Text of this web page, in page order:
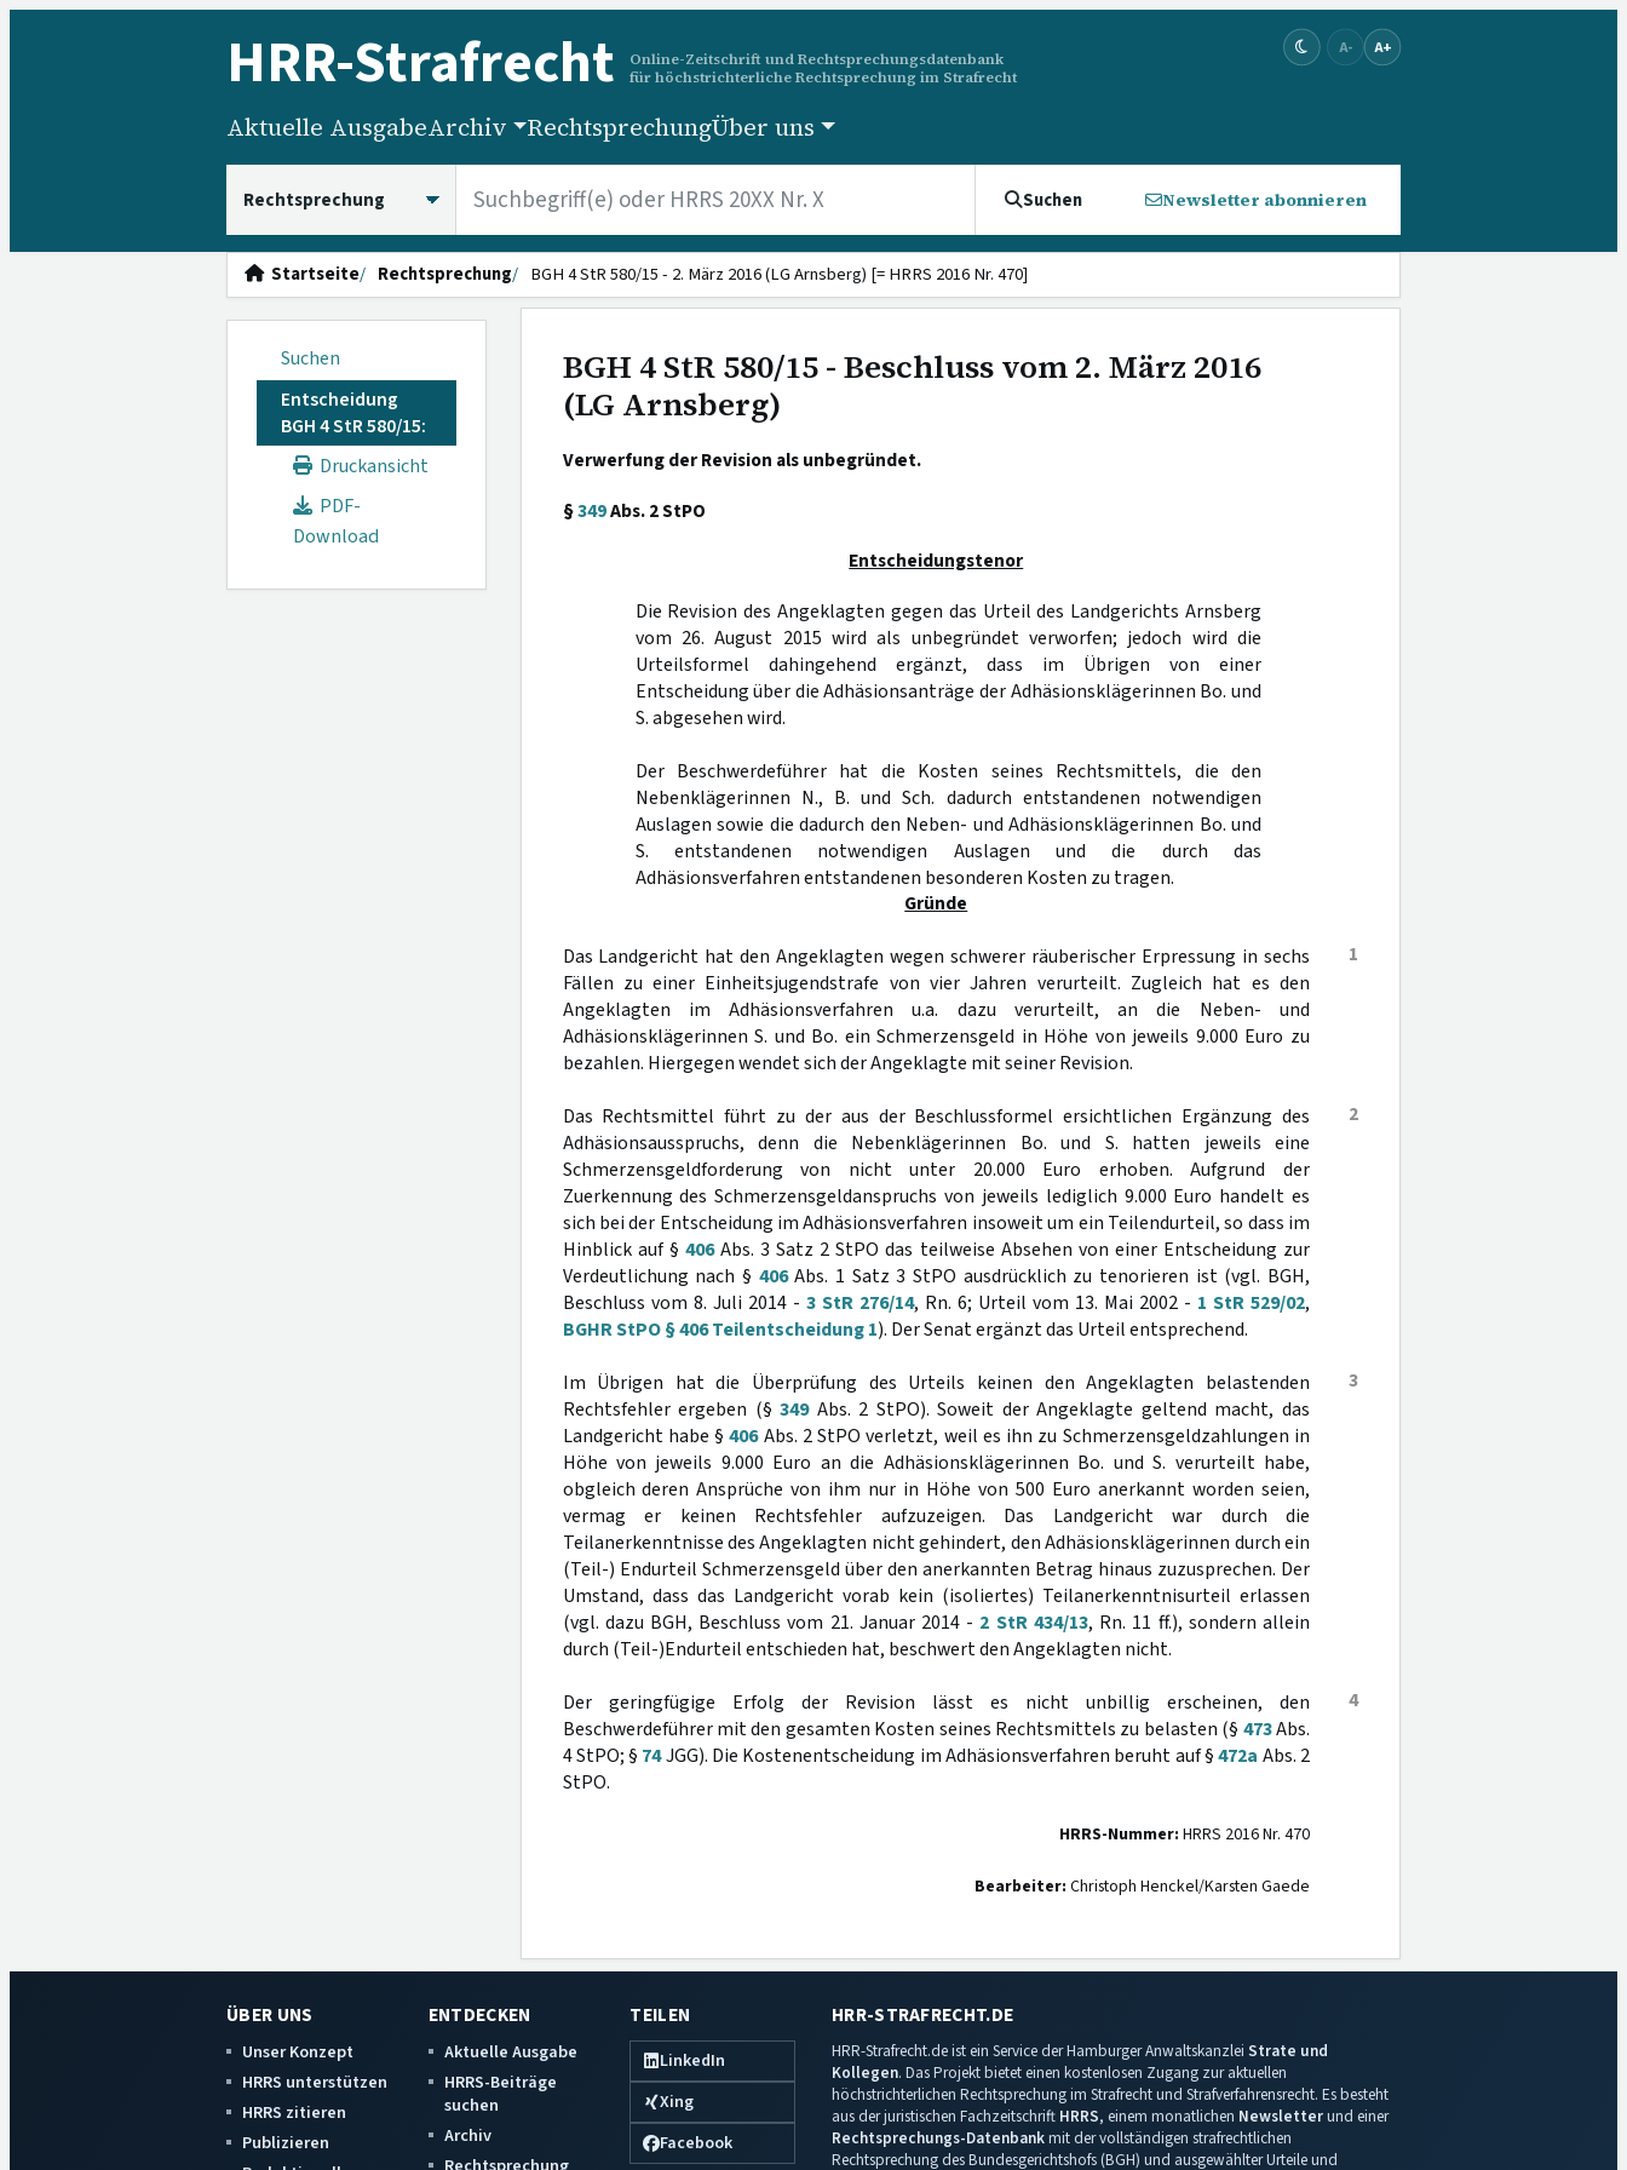
HRR-Strafrecht
Online-Zeitschrift und Rechtsprechungsdatenbank
für höchstrichterliche Rechtsprechung im Strafrecht
A- A+
Aktuelle AusgabeArchiv RechtsprechungÜber uns
Suchen Newsletter abonnieren
Startseite Rechtsprechung BGH 4 StR 580/15 - 2. März 2016 (LG Arnsberg) [= HRRS 2016 Nr. 470]
Suchen
Entscheidung
BGH 4 StR 580/15:
Druckansicht
PDF-
Download
BGH 4 StR 580/15 - Beschluss vom 2. März 2016
(LG Arnsberg)
Verwerfung der Revision als unbegründet.
§349Abs. 2 StPO
Entscheidungstenor
Die Revision des Angeklagten gegen das Urteil des Landgerichts Arnsberg
vom 26. August 2015 wird als unbegründet verworfen; jedoch wird die
Urteilsformel dahingehend ergänzt, dass im Übrigen von einer
Entscheidung über die Adhäsionsanträge der Adhäsionsklägerinnen Bo. und
S. abgesehen wird.
Der Beschwerdeführer hat die Kosten seines Rechtsmittels, die den
Nebenklägerinnen N., B. und Sch. dadurch entstandenen notwendigen
Auslagen sowie die dadurch den Neben- und Adhäsionsklägerinnen Bo. und
S. entstandenen notwendigen Auslagen und die durch das
Adhäsionsverfahren entstandenen besonderen Kosten zu tragen.
Gründe
1
Das Landgericht hat den Angeklagten wegen schwerer räuberischer Erpressung in sechs
Fällen zu einer Einheitsjugendstrafe von vier Jahren verurteilt. Zugleich hat es den
Angeklagten im Adhäsionsverfahren u.a. dazu verurteilt, an die Neben- und
Adhäsionsklägerinnen S. und Bo. ein Schmerzensgeld in Höhe von jeweils 9.000 Euro zu
bezahlen. Hiergegen wendet sich der Angeklagte mit seiner Revision.
2
Das Rechtsmittel führt zu der aus der Beschlussformel ersichtlichen Ergänzung des
Adhäsionsausspruchs, denn die Nebenklägerinnen Bo. und S. hatten jeweils eine
Schmerzensgeldforderung von nicht unter 20.000 Euro erhoben. Aufgrund der
Zuerkennung des Schmerzensgeldanspruchs von jeweils lediglich 9.000 Euro handelt es
sich bei der Entscheidung im Adhäsionsverfahren insoweit um ein Teilendurteil, so dass im
Hinblick auf § 406Abs. 3 Satz 2 StPO das teilweise Absehen von einer Entscheidung zur
Verdeutlichung nach § 406Abs. 1 Satz 3 StPO ausdrücklich zu tenorieren ist (vgl. BGH,
Beschluss vom 8. Juli 2014 - 3 StR 276/14, Rn. 6; Urteil vom 13. Mai 2002 - 1 StR 529/02,
BGHR StPO § 406 Teilentscheidung 1). Der Senat ergänzt das Urteil entsprechend.
3
Im Übrigen hat die Überprüfung des Urteils keinen den Angeklagten belastenden
Rechtsfehler ergeben (§349Abs. 2 StPO). Soweit der Angeklagte geltend macht, das
Landgericht habe §406Abs. 2 StPO verletzt, weil es ihn zu Schmerzensgeldzahlungen in
Höhe von jeweils 9.000 Euro an die Adhäsionsklägerinnen Bo. und S. verurteilt habe,
obgleich deren Ansprüche von ihm nur in Höhe von 500 Euro anerkannt worden seien,
vermag er keinen Rechtsfehler aufzuzeigen. Das Landgericht war durch die
Teilanerkenntnisse des Angeklagten nicht gehindert, den Adhäsionsklägerinnen durch ein
(Teil-) Endurteil Schmerzensgeld über den anerkannten Betrag hinaus zuzusprechen. Der
Umstand, dass das Landgericht vorab kein (isoliertes) Teilanerkenntnisurteil erlassen
(vgl. dazu BGH, Beschluss vom 21. Januar 2014 - 2 StR 434/13, Rn. 11 ff.), sondern allein
durch (Teil-)Endurteil entschieden hat, beschwert den Angeklagten nicht.
4
Der geringfügige Erfolg der Revision lässt es nicht unbillig erscheinen, den
Beschwerdeführer mit den gesamten Kosten seines Rechtsmittels zu belasten (§ 473Abs.
4 StPO; § 74JGG). Die Kostenentscheidung im Adhäsionsverfahren beruht auf §472a Abs. 2
StPO.
HRRS-Nummer: HRRS 2016 Nr. 470
Bearbeiter: Christoph Henckel/Karsten Gaede
ÜBER UNS
Unser Konzept
HRRS unterstützen
HRRS zitieren
Publizieren
ENTDECKEN
Aktuelle Ausgabe
HRRS-Beiträge
suchen
Archiv
TEILEN
LinkedIn
Xing
Facebook
HRR-STRAFRECHT.DE
HRR-Strafrecht.de ist ein Service der Hamburger Anwaltskanzlei Strate und
Kollegen. Das Projekt bietet einen kostenlosen Zugang zur aktuellen
höchstrichterlichen Rechtsprechung im Strafrecht und Strafverfahrensrecht. Es besteht
aus der juristischen Fachzeitschrift HRRS, einem monatlichen Newsletterund einer
Rechtsprechungs-Datenbankmit der vollständigen strafrechtlichen
Rechtsprechung des Bundesgerichtshofs (BGH) und ausgewählter Urteile und